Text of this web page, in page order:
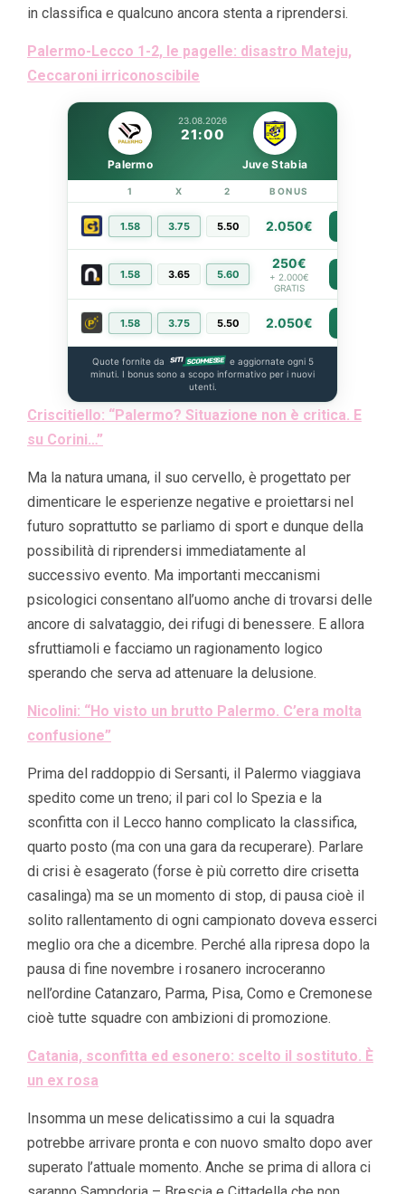
in classifica e qualcuno ancora stenta a riprendersi.
Palermo-Lecco 1-2, le pagelle: disastro Mateju,
Ceccaroni irriconoscibile
23.08.2026
21:00
Palermo Juve Stabia
1 X 2 BONUS
1.58 3.75 5.50 2.050€
1.58 3.65 5.60
250€
+ 2.000€
GRATIS
1.58 3.75 5.50 2.050€
Quote fornite da
e aggiornate ogni 5
minuti. I bonus sono a scopo informativo per i nuovi
utenti.
Criscitiello: “Palermo? Situazione non è critica. E
su Corini…”
Ma la natura umana, il suo cervello, è progettato per
dimenticare le esperienze negative e proiettarsi nel
futuro soprattutto se parliamo di sport e dunque della
possibilità di riprendersi immediatamente al
successivo evento. Ma importanti meccanismi
psicologici consentano all’uomo anche di trovarsi delle
ancore di salvataggio, dei rifugi di benessere. E allora
sfruttiamoli e facciamo un ragionamento logico
sperando che serva ad attenuare la delusione.
Nicolini: “Ho visto un brutto Palermo. C’era molta
confusione”
Prima del raddoppio di Sersanti, il Palermo viaggiava
spedito come un treno; il pari col lo Spezia e la
sconfitta con il Lecco hanno complicato la classifica,
quarto posto (ma con una gara da recuperare). Parlare
di crisi è esagerato (forse è più corretto dire crisetta
casalinga) ma se un momento di stop, di pausa cioè il
solito rallentamento di ogni campionato doveva esserci
meglio ora che a dicembre. Perché alla ripresa dopo la
pausa di fine novembre i rosanero incroceranno
nell’ordine Catanzaro, Parma, Pisa, Como e Cremonese
cioè tutte squadre con ambizioni di promozione.
Catania, sconfitta ed esonero: scelto il sostituto. È
un ex rosa
Insomma un mese delicatissimo a cui la squadra
potrebbe arrivare pronta e con nuovo smalto dopo aver
superato l’attuale momento. Anche se prima di allora ci